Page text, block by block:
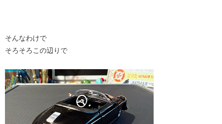
そんなわけで
そろそろこの辺りで